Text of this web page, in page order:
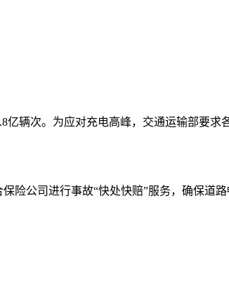
亿辆次。为应对充电高峰，交通运输部要
险公司进行事故“快处快赔”服务，确保道路